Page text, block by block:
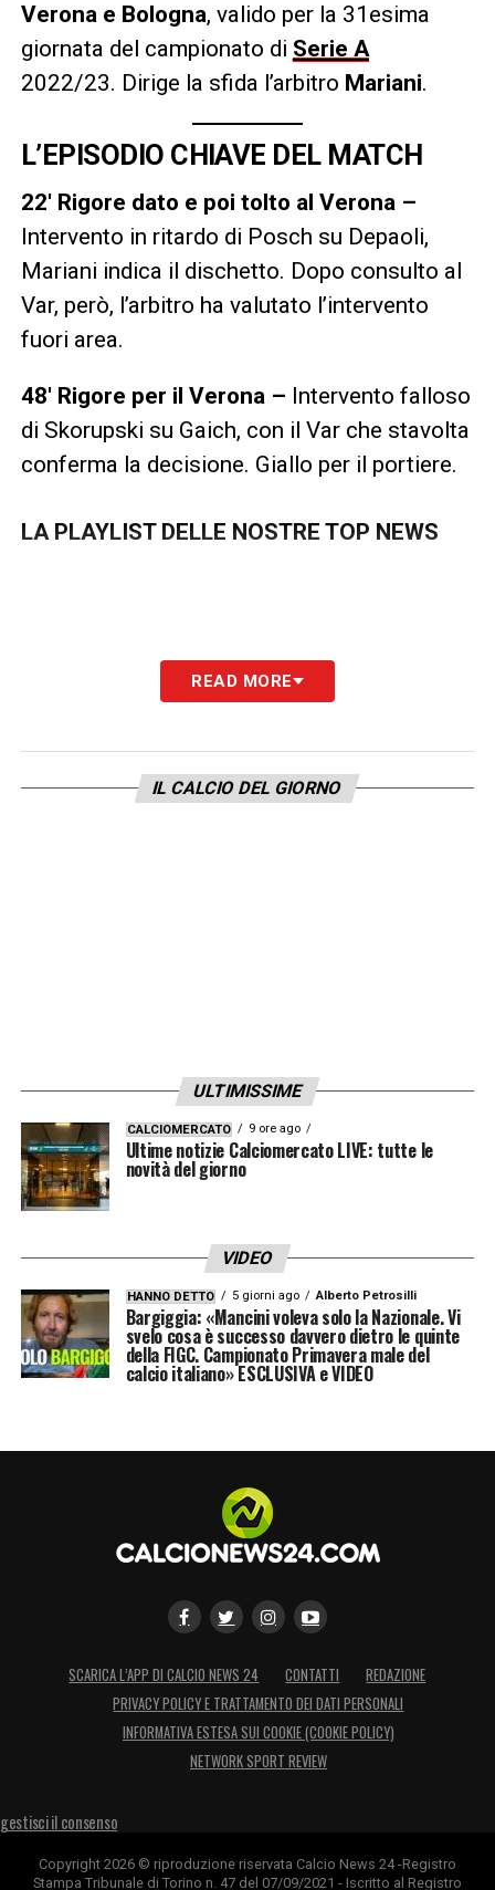
Verona e Bologna, valido per la 31esima
giornata del campionato di Serie A
2022/23. Dirige la sfida l’arbitro Mariani.
L’EPISODIO CHIAVE DEL MATCH
22′ Rigore dato e poi tolto al Verona –
Intervento in ritardo di Posch su Depaoli,
Mariani indica il dischetto. Dopo consulto al
Var, però, l’arbitro ha valutato l’intervento
fuori area.
48′ Rigore per il Verona – Intervento falloso
di Skorupski su Gaich, con il Var che stavolta
conferma la decisione. Giallo per il portiere.
LA PLAYLIST DELLE NOSTRE TOP NEWS
READ MORE
IL CALCIO DEL GIORNO
ULTIMISSIME
CALCIOMERCATO 9 ore ago
Ultime notizie Calciomercato LIVE: tutte le
novità del giorno
VIDEO
HANNO DETTO 5 giorni ago Alberto Petrosilli
Bargiggia: «Mancini voleva solo la Nazionale. Vi
svelo cosa è successo davvero dietro le quinte
della FIGC. Campionato Primavera male del
calcio italiano» ESCLUSIVA e VIDEO
SCARICA L’APP DI CALCIO NEWS 24 CONTATTI
REDAZIONE
PRIVACY POLICY E TRATTAMENTO DEI DATI PERSONALI
INFORMATIVA ESTESA SUI COOKIE (COOKIE POLICY)
NETWORK SPORT REVIEW
gestisci il consenso
Copyright 2026 © riproduzione riservata Calcio News 24 -Registro
Stampa Tribunale di Torino n. 47 del 07/09/2021 - Iscritto al Registro